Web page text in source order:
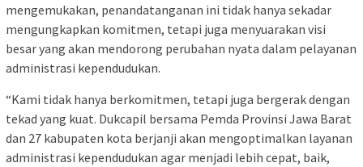
mengemukakan, penandatanganan ini tidak hanya sekadar
mengungkapkan komitmen, tetapi juga menyuarakan visi
besar yang akan mendorong perubahan nyata dalam pelayanan
administrasi kependudukan.
“Kami tidak hanya berkomitmen, tetapi juga bergerak dengan
tekad yang kuat. Dukcapil bersama Pemda Provinsi Jawa Barat
dan 27 kabupaten kota berjanji akan mengoptimalkan layanan
administrasi kependudukan agar menjadi lebih cepat, baik,